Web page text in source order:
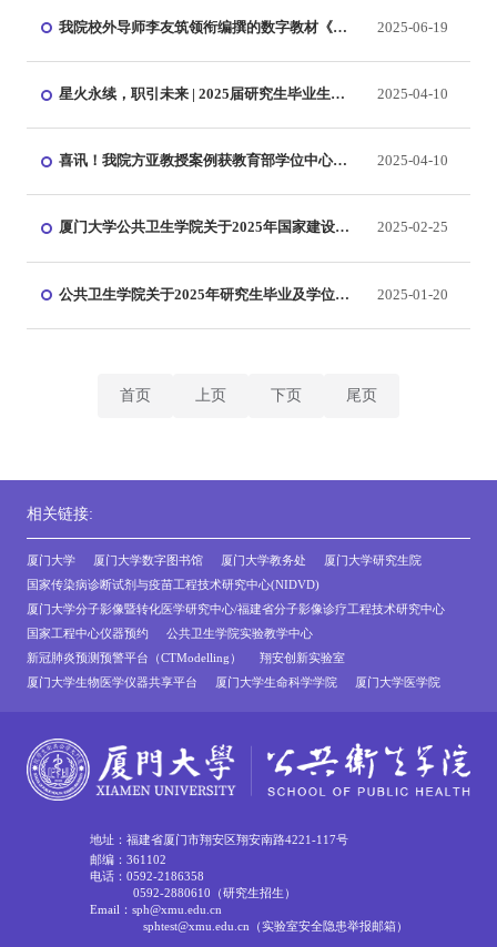
我院校外导师李友筑领衔编撰的数字教材《辅
2025-06-19
​星火永续，职引未来 | 2025届研究生毕业生就
2025-04-10
喜讯！我院方亚教授案例获教育部学位中心
2025-04-10
厦门大学公共卫生学院关于2025年国家建设高
2025-02-25
公共卫生学院关于2025年研究生毕业及学位申
2025-01-20
首页 上页 下页 尾页
相关链接:
厦门大学 厦门大学数字图书馆 厦门大学教务处
厦门大学研究生院
国家传染病诊断试剂与疫苗工程技术研究中心(NIDVD)
厦门大学分子影像暨转化医学研究中心/福建省分子影像诊疗工程技术研究中心
国家工程中心仪器预约
公共卫生学院实验教学中心
新冠肺炎预测预警平台（CTModelling）
翔安创新实验室
厦门大学生物医学仪器共享平台
厦门大学生命科学学院 厦门大学医学院
地址：福建省厦门市翔安区翔安南路4221-117号
邮编：361102
电话：0592-2186358
0592-2880610（研究生招生）
Email：sph@xmu.edu.cn
sphtest@xmu.edu.cn（实验室安全隐患举报邮箱）